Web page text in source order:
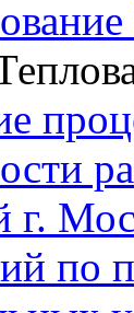
г.
по